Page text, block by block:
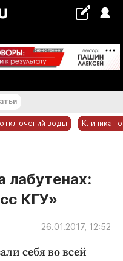
°С
воды Клиника
лабутенах:
КГУ»
26.01.2017, 12:52
себя во всей